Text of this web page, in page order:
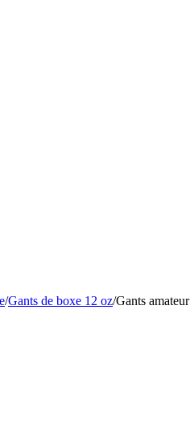
/Gants de boxe 12 oz/Gants amateur